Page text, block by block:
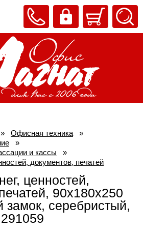
» Офисная техника
»
»
и кассы
»
документов, печатей
ценностей,
90х180х250
серебристый,